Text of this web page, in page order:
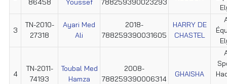
86458
Youssef
788259390023293
3
TN-2010-
27318
Ayari Med
Ali
2018-
788259390031605
HARRY DE
CHASTEL
4
TN-2011-
74193
Toubal Med
Hamza
2008-
788259390006314
GHAISHA